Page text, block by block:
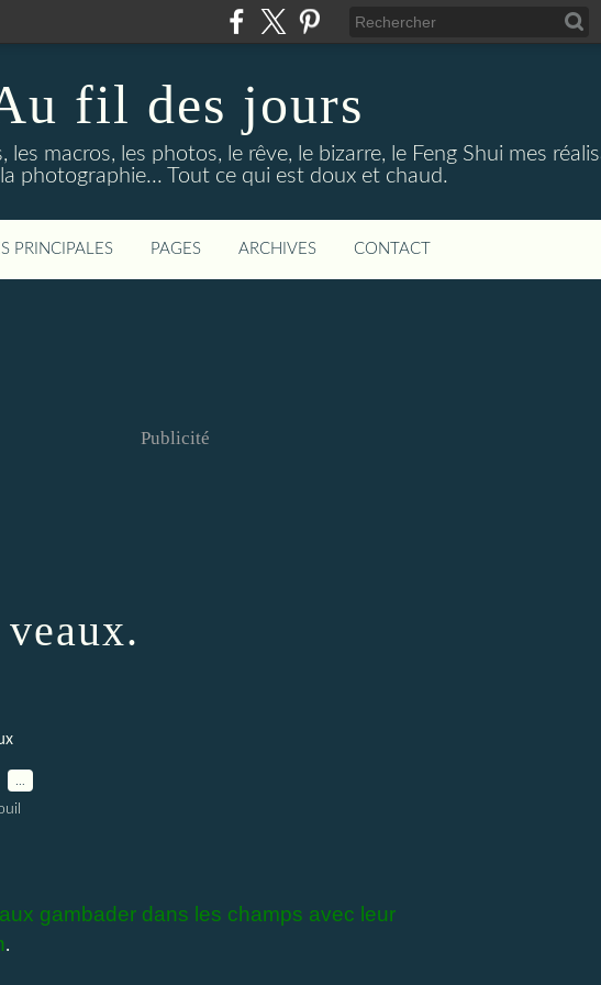
fil des jours
les macros, les photos, le rêve, le bizarre, le Feng Shui mes
photographie... Tout ce qui est doux et chaud.
PRINCIPALES PAGES ARCHIVES CONTACT
Publicité
gambader dans les champs avec leur
.